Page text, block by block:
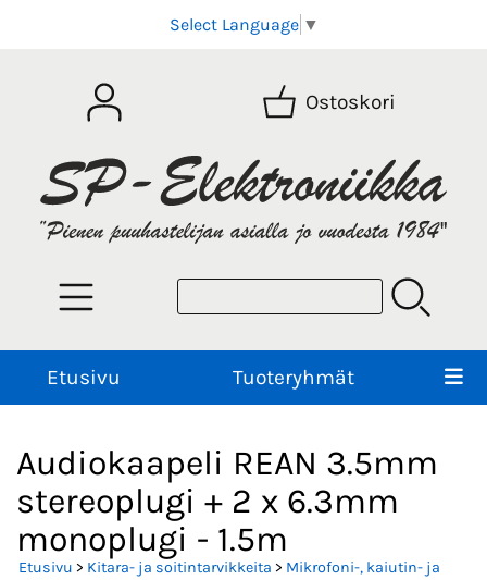
Select Language ▼
Ostoskori
Etusivu Tuoteryhmät
Audiokaapeli REAN 3.5mm
stereoplugi + 2 x 6.3mm
monoplugi - 1.5m
Etusivu > Kitara- ja soitintarvikkeita > Mikrofoni-, kaiutin- ja